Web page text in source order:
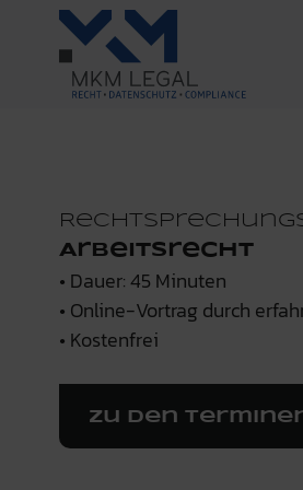
Arbeitsrecht
• Dauer: 45 Minuten
• Online-Vortrag durch
• Kostenfrei
Zu den